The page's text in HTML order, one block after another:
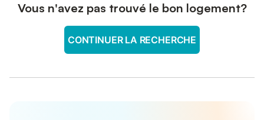
Vous n'avez pas trouvé le bon logement?
CONTINUER LA RECHERCHE